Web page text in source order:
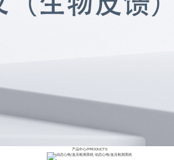
产品中心/PRODUCTS
动态心电/血压检测系统